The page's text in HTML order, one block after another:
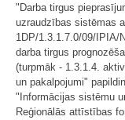
"Darba tirgus
uzraudzības sistēmas
1DP/1.3.1.7.0/09/IPIA/
darba tirgus
(turpmāk - 1.3.1.4.
un pakalpojumi"
"Informācijas sistēmu
Reģionālās attīstības